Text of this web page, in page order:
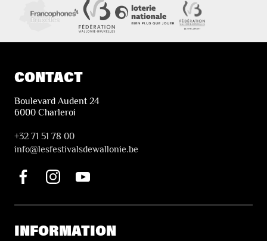
CONTACT
Boulevard Audent 24
6000 Charleroi
+32 71 51 78 00
info@lesfestivalsdewallonie.be
INFORMATION